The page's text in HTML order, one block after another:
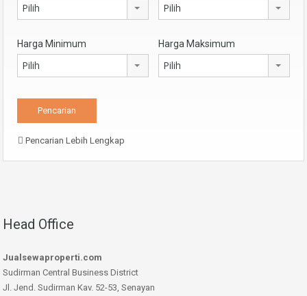
Pilih Pilih
Harga Minimum
Pilih
Harga Maksimum
Pilih
Pencarian Lebih Lengkap
Head Office
Jualsewaproperti.com
Sudirman Central Business District
Jl. Jend. Sudirman Kav. 52-53, Senayan